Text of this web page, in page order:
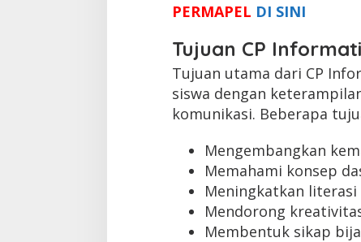
PERMAPEL DI SINI
Tujuan CP
Tujuan utama dari CP
siswa dengan
komunikasi. Beberapa
Mengembangkan
Memahami konsep
Meningkatkan
Mendorong
Membentuk sikap